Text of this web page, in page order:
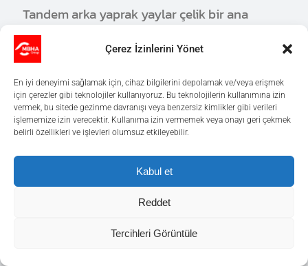
Çerez İzinlerini Yönet
En iyi deneyimi sağlamak için, cihaz bilgilerini depolamak ve/veya erişmek
için çerezler gibi teknolojiler kullanıyoruz. Bu teknolojilerin kullanımına izin
vermek, bu sitede gezinme davranışı veya benzersiz kimlikler gibi verileri
işlememize izin verecektir. Kullanıma izin vermemek veya onayı geri çekmek
belirli özellikleri ve işlevleri olumsuz etkileyebilir.
Kabul et
Reddet
Tercihleri Görüntüle
Tandem arka yaprak yaylar çelik bir ana
kattan ve cam elyaf takviyeli polimer
(GFRP)'den üretilmiş ikinci bir kattan
oluşur.
40%
Azaltılan Toplam Ağırlık
Römork için Monolam